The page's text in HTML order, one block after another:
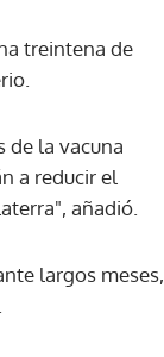
treintena de
de la vacuna
a reducir el
añadió.
largos meses,